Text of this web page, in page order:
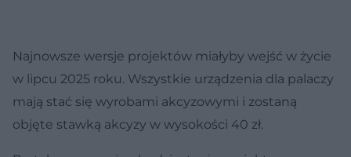
Najnowsze wersje projektów miałyby wejść w życie
w lipcu 2025 roku. Wszystkie urządzenia dla palaczy
mają stać się wyrobami akcyzowymi i zostaną
objęte stawką akcyzy w wysokości 40 zł.